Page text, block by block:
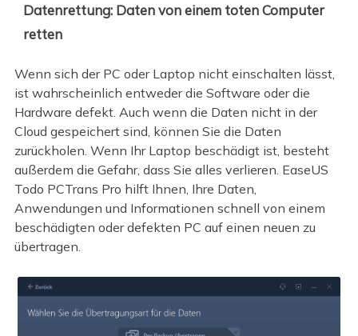
Datenrettung: Daten von einem toten Computer
retten
Wenn sich der PC oder Laptop nicht einschalten lässt,
ist wahrscheinlich entweder die Software oder die
Hardware defekt. Auch wenn die Daten nicht in der
Cloud gespeichert sind, können Sie die Daten
zurückholen. Wenn Ihr Laptop beschädigt ist, besteht
außerdem die Gefahr, dass Sie alles verlieren. EaseUS
Todo PCTrans Pro hilft Ihnen, Ihre Daten,
Anwendungen und Informationen schnell von einem
beschädigten oder defekten PC auf einen neuen zu
übertragen.